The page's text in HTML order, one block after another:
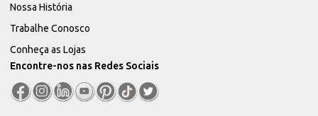
Nossa História
Trabalhe Conosco
Conheça as Lojas
Encontre-nos nas Redes Sociais